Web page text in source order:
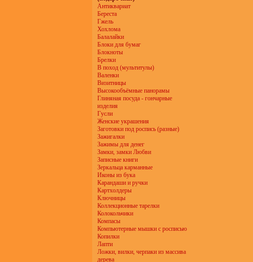
Антиквариат
Береста
Гжель
Хохлома
Балалайки
Блоки для бумаг
Блокноты
Брелки
В поход (мультитулы)
Валенки
Визитницы
Высокообъёмные панорамы
Глиняная посуда - гончарные
изделия
Гусли
Женские украшения
Заготовки под роспись (разные)
Зажигалки
Зажимы для денег
Замки, замки Любви
Записные книги
Зеркальца карманные
Иконы из бука
Карандаши и ручки
Картхолдеры
Ключницы
Коллекционные тарелки
Колокольчики
Компасы
Компьютерные мышки с росписью
Копилки
Лапти
Ложки, вилки, черпаки из массива
дерева